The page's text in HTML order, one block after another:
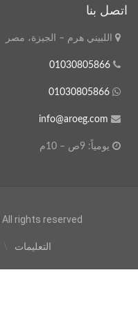
اتصل بنا
اللبيني هرم – الجيزة، مصر
01030805866
01030805866
info@aroeg.com
يومياً: 9ص – 10م
| All rights reserved.
التعليمات